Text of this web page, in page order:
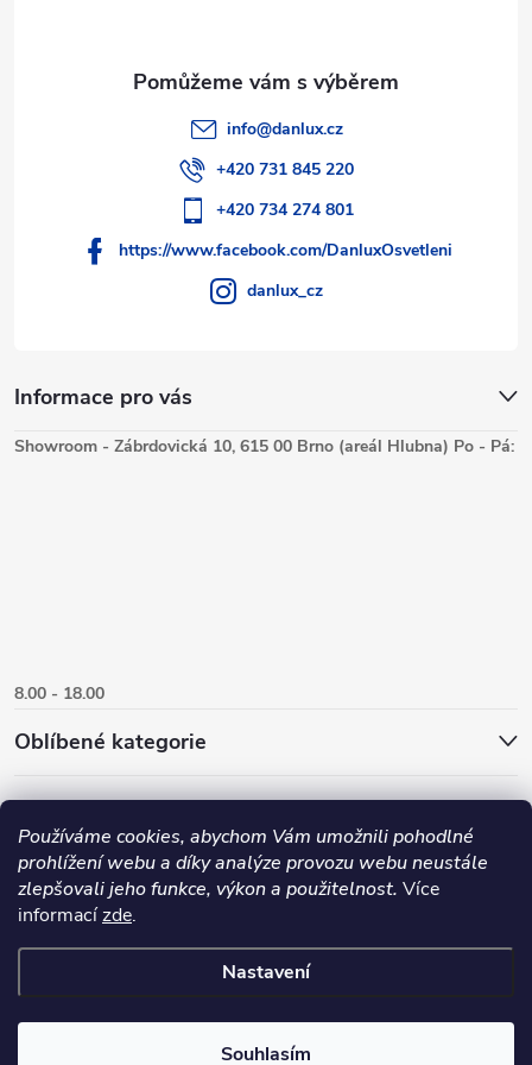
Používáme cookies, abychom Vám umožnili pohodlné
prohlížení webu a díky analýze provozu webu neustále
zlepšovali jeho funkce, výkon a použitelnost. Více
informacízde.
Nastavení
Souhlasím
Informace pro vás
info@danlux.cz
+420 731 845 220
+420 734 274 801
https://www.facebook.com/DanluxOsvetleni
danlux_cz
Showroom - Zábrdovická 10, 615 00 Brno (areál Hlubna) Po - Pá:
8.00 - 18.00
Oblíbené kategorie
Copyright 2026
cookies